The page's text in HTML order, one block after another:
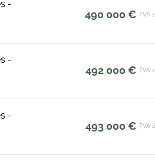
-
490 000 € TVA
-
492 000 € TVA
-
493 000 € TVA